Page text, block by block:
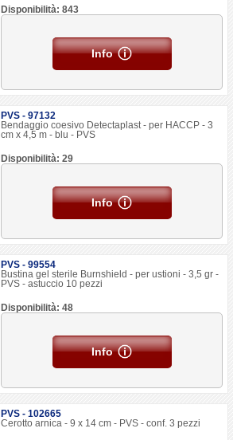
Disponibilità: 843
Info
PVS - 97132
Bendaggio coesivo Detectaplast - per HACCP - 3
cm x 4,5 m - blu - PVS
Disponibilità: 29
Info
PVS - 99554
Bustina gel sterile Burnshield - per ustioni - 3,5 gr -
PVS - astuccio 10 pezzi
Disponibilità: 48
Info
PVS - 102665
Cerotto arnica - 9 x 14 cm - PVS - conf. 3 pezzi